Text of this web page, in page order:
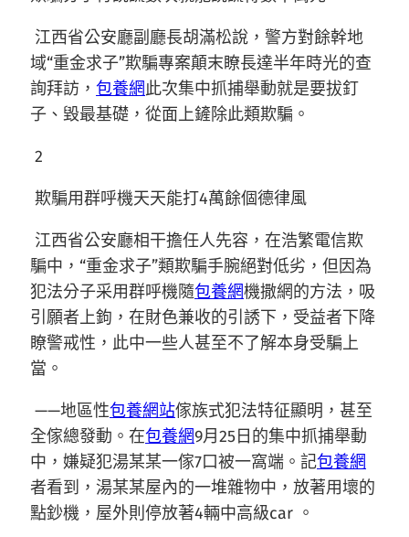
江西省公安廳副廳長胡滿松說，警方對餘幹地
域“重金求子”欺騙專案顛末瞭長達半年時光的查
詢拜訪， 包養網此次集中抓捕舉動就是要拔釘
子、毀最基礎，從面上鏟除此類欺騙。
2
欺騙用群呼機天天能打4萬餘個德律風
江西省公安廳相干擔任人先容，在浩繁電信欺
騙中，“重金求子”類欺騙手腕絕對低劣，但因為
犯法分子采用群呼機隨包養網機撒網的方法，吸
引願者上鉤，在財色兼收的引誘下，受益者下降
瞭警戒性，此中一些人甚至不了解本身受騙上
當。
——地區性包養網站傢族式犯法特征顯明，甚至
全傢總發動。在包養網9月25日的集中抓捕舉動
中，嫌疑犯湯某某一傢7口被一窩端。記包養網
者看到，湯某某屋內的一堆雜物中，放著用壞的
點鈔機，屋外則停放著4輛中高級car 。